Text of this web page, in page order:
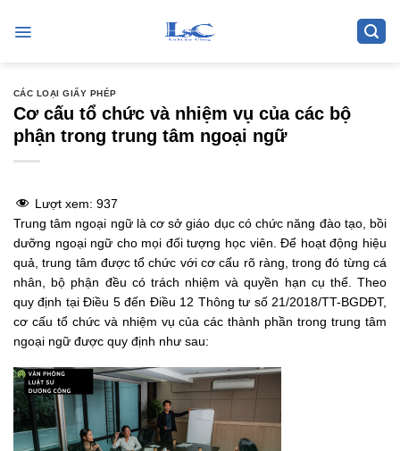
CÁC LOẠI GIẤY PHÉP
Cơ cấu tổ chức và nhiệm vụ của các bộ
phận trong trung tâm ngoại ngữ
Lượt xem: 937
Trung tâm ngoại ngữ là cơ sở giáo dục có chức năng đào tạo, bồi
dưỡng ngoại ngữ cho mọi đối tượng học viên. Để hoạt động hiệu
quả, trung tâm được tổ chức với cơ cấu rõ ràng, trong đó từng cá
nhân, bộ phận đều có trách nhiệm và quyền hạn cụ thể. Theo
quy định tại Điều 5 đến Điều 12 Thông tư số 21/2018/TT-BGDĐT,
cơ cấu tổ chức và nhiệm vụ của các thành phần trong trung tâm
ngoại ngữ được quy định như sau: